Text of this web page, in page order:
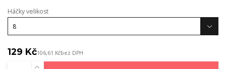
Háčky velikost
129 Kč106,61 Kčbez DPH